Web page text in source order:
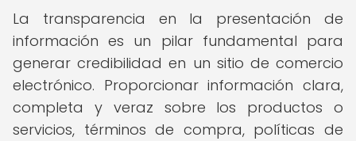
La transparencia en la presentación de
información es un pilar fundamental para
generar credibilidad en un sitio de comercio
electrónico. Proporcionar información clara,
completa y veraz sobre los productos o
servicios, términos de compra, políticas de